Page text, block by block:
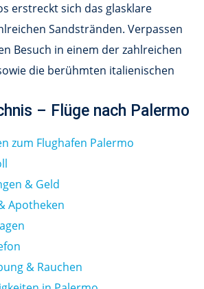
erstreckt sich das glasklare
Sandstränden. Verpassen
Besuch in einem der zahlreichen
die berühmten italienischen
– Flüge nach Palermo
zum Flughafen Palermo
& Geld
Apotheken
& Rauchen